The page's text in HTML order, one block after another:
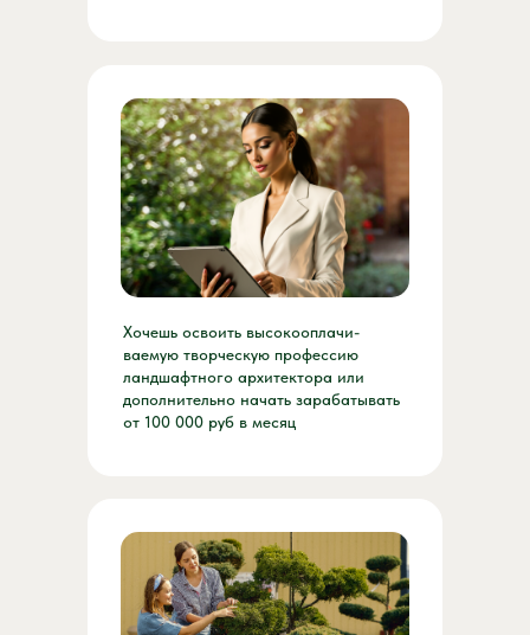
Хочешь освоить высокооплачи-
ваемую творческую профессию
ландшафтного архитектора или
дополнительно начать зарабатывать
от 100 000 руб в месяц